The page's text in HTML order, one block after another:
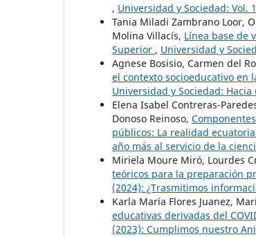
, Universidad y Sociedad:
Tania Miladi Zambrano Loor,
Molina Villacís, Línea base de
Superior , Universidad y
Agnese Bosisio, Carmen del
el contexto socioeducativo en
Universidad y Sociedad:
Elena Isabel Contreras-
Donoso Reinoso,
públicos: La realidad
año más al servicio de la
Miriela Moure Miró, Lourdes
teóricos para la preparación
(2024): ¿Trasmitimos
Karla María Flores Juanez,
educativas derivadas del
(2023): Cumplimos nuestro